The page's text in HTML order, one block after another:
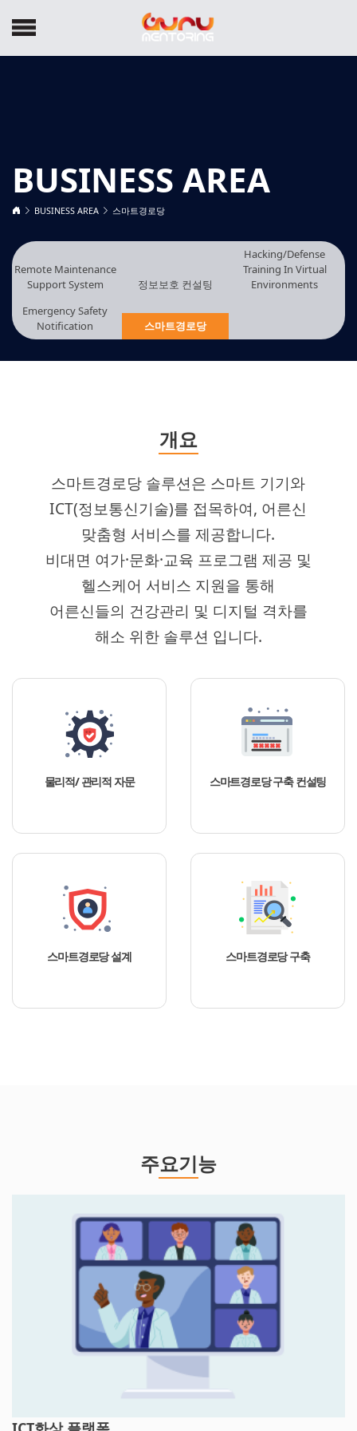
BUSINESS AREA
BUSINESS AREA 스마트경로당
Remote Maintenance
Support System
정보보호 컨설팅
Hacking/Defense
Training In Virtual
Environments
Emergency Safety
Notification
스마트경로당
개요
스마트경로당 솔루션은 스마트 기기와
ICT(정보통신기술)를 접목하여, 어른신
맞춤형 서비스를 제공합니다.
비대면 여가·문화·교육 프로그램 제공 및
헬스케어 서비스 지원을 통해
어른신들의 건강관리 및 디지털 격차를
해소 위한 솔루션 입니다.
물리적/ 관리적 자문 스마트경로당 구축 컨설팅
스마트경로당 설계 스마트경로당 구축
주요기능